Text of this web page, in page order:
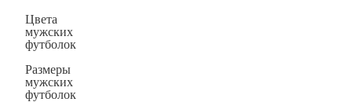
Цвета
мужских
футболок
Размеры
мужских
футболок